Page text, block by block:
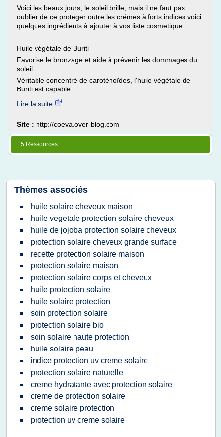
Voici les beaux jours, le soleil brille, mais il ne faut pas
oublier de ce proteger outre les crémes à forts indices voici
quelques ingrédients à ajouter à vos liste cosmetique.
Huile végétale de Buriti
Favorise le bronzage et aide à prévenir les dommages du
soleil
Véritable concentré de caroténoïdes, l'huile végétale de
Buriti est capable...
Lire la suite
Site : http://coeva.over-blog.com
5 Ressources
Thèmes associés
huile solaire cheveux maison
huile vegetale protection solaire cheveux
huile de jojoba protection solaire cheveux
protection solaire cheveux grande surface
recette protection solaire maison
protection solaire maison
protection solaire corps et cheveux
huile protection solaire
huile solaire protection
soin protection solaire
protection solaire bio
soin solaire haute protection
huile solaire peau
indice protection uv creme solaire
protection solaire naturelle
creme hydratante avec protection solaire
creme de protection solaire
creme solaire protection
protection uv creme solaire